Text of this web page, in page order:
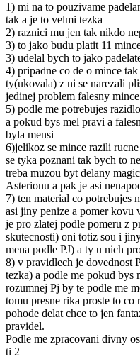
1) mi na to pouzivame
tak a je to velmi tezka
2) raznici mu jen tak nikdo
3) to jako budu platit 11
3) udelal bych to jako
4) pripadne co de o mince
ty(ukovala) z ni se narezali
jedinej problem falesny
5) podle me potrebujes
a pokud bys mel pravi a
byla mensi
6)jelikoz se mince razili
se tyka poznani tak bych to
treba muzou byt delany
Asterionu a pak je asi
7) ten material co potrebujes
asi jiny penize a pomer kovu
je pro zlatej podle pomeru z
skutecnosti) oni totiz sou i
mena podle PJ) a ty u nich
8) v pravidlech je dovednost
tezka) a podle me pokud bys
rozumnej Pj by te podle me
tomu presne rika proste to
pohode delat chce to jen
pravidel.
Podle me zpracovani divny
ti 2